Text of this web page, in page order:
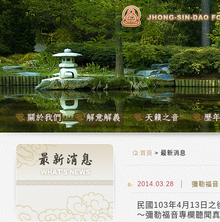
首頁 > 最新消息
2014.03.28 彌勒福音
民國103年4月13日之
～彌勒福音專欄聽聞